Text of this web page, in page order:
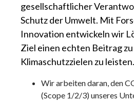
gesellschaftlicher
Schutz der Umwelt. Mit
Innovation entwickeln wir
Ziel einen echten Beitrag
Klimaschutzzielen zu leisten.
Wir arbeiten daran, den
(Scope 1/2/3) unseres